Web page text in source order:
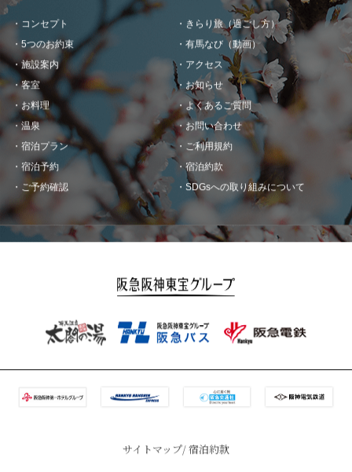
コンセプト
5つのお約束
施設案内
客室
お料理
温泉
きらり旅（過ごし方）
有馬なび（動画）
アクセス
お知らせ
宿泊プラン
宿泊予約
ご予約確認
よくあるご質問
お問い合わせ
ご利用規約
宿泊約款
SDGsへの取り組みについて
サイトマップ 宿泊約款